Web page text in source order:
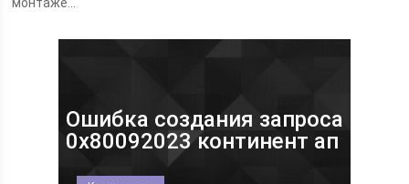
Ошибка создания запроса
0x80092023 континент ап